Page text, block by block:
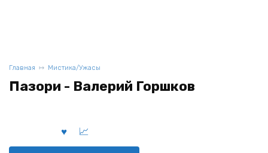
Главная Мистика/Ужасы
Пазори - Валерий Горшков